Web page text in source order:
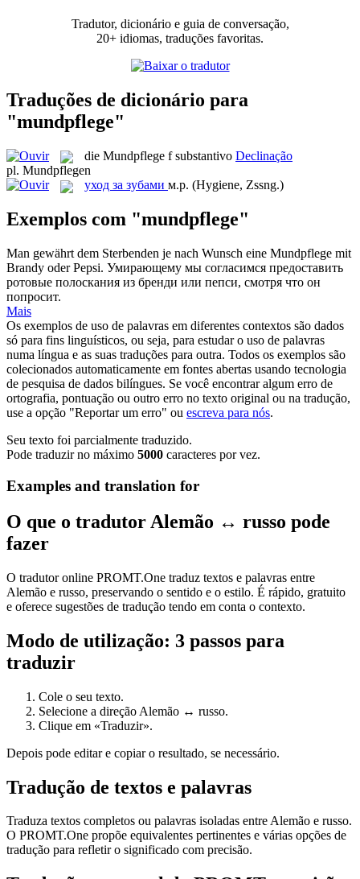
Tradutor, dicionário e guia de conversação,
20+ idiomas, traduções favoritas.
Traduções de dicionário para
"mundpflege"
die Mundpflege f substantivo Declinação
pl. Mundpflegen
уход за зубами м.р. (Hygiene, Zssng.)
Exemplos com "mundpflege"
Man gewährt dem Sterbenden je nach Wunsch eine Mundpflege mit
Brandy oder Pepsi. Умирающему мы согласимся предоставить
ротовые полоскания из бренди или пепси, смотря что он
попросит.
Mais
Os exemplos de uso de palavras em diferentes contextos são dados
só para fins linguísticos, ou seja, para estudar o uso de palavras
numa língua e as suas traduções para outra. Todos os exemplos são
colecionados automaticamente em fontes abertas usando tecnologia
de pesquisa de dados bilíngues. Se você encontrar algum erro de
ortografia, pontuação ou outro erro no texto original ou na tradução,
use a opção "Reportar um erro" ou escreva para nós.
Seu texto foi parcialmente traduzido.
Pode traduzir no máximo 5000 caracteres por vez.
Examples and translation for
O que o tradutor Alemão ↔ russo pode
fazer
O tradutor online PROMT.One traduz textos e palavras entre
Alemão e russo, preservando o sentido e o estilo. É rápido, gratuito
e oferece sugestões de tradução tendo em conta o contexto.
Modo de utilização: 3 passos para
traduzir
Cole o seu texto.
Selecione a direção Alemão ↔ russo.
Clique em «Traduzir».
Depois pode editar e copiar o resultado, se necessário.
Tradução de textos e palavras
Traduza textos completos ou palavras isoladas entre Alemão e russo.
O PROMT.One propõe equivalentes pertinentes e várias opções de
tradução para refletir o significado com precisão.